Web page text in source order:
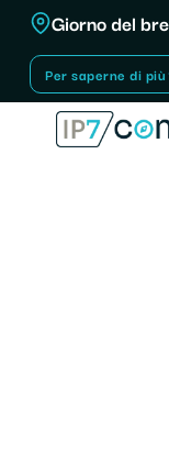
contenuto
Giorno del
Per saperne di più